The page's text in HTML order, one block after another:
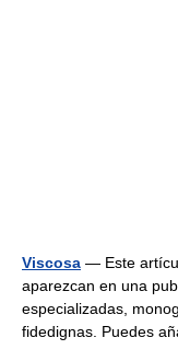
Viscosa — Este
aparezcan en una
especializadas,
fidedignas. Puedes